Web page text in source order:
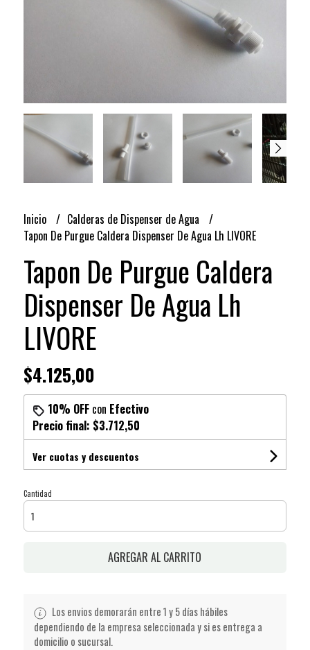
Inicio
Calderas de Dispenser de Agua
Tapon De Purgue Caldera Dispenser De Agua Lh LIVORE
Tapon De Purgue Caldera
Dispenser De Agua Lh
LIVORE
$4.125,00
10% OFFcon Efectivo
Precio final: $3.712,50
Ver cuotas y descuentos
Cantidad
AGREGAR AL CARRITO
Los envios demorarán entre 1 y 5 días hábiles
dependiendo de la empresa seleccionada y si es entrega a
domicilio o sucursal.